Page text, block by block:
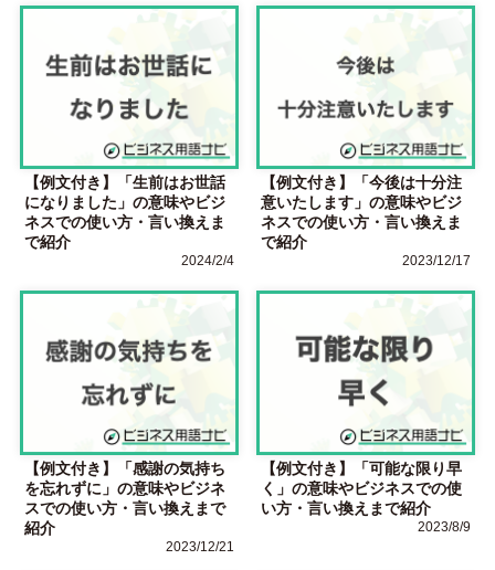
【例文付き】「生前はお世話
になりました」の意味やビジ
ネスでの使い方・言い換えま
で紹介
2024/2/4
【例文付き】「今後は十分注
意いたします」の意味やビジ
ネスでの使い方・言い換えま
で紹介
2023/12/17
【例文付き】「感謝の気持ち
を忘れずに」の意味やビジネ
スでの使い方・言い換えまで
紹介
2023/12/21
【例文付き】「可能な限り早
く」の意味やビジネスでの使
い方・言い換えまで紹介
2023/8/9